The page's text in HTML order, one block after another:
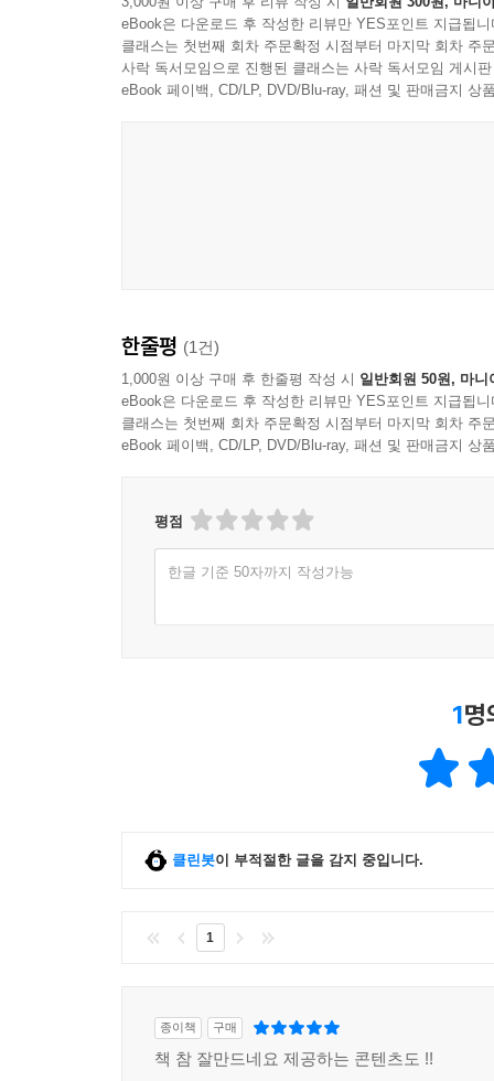
eBook은 다운로드 후 작성한 리뷰만 YES포인트 지급됩니
클래스는 첫번째 회차 주문확정 시점부터 마지막 회차 주
사락 독서모임으로 진행된 클래스는 사락 독서모임 게시
eBook 페이백, CD/LP, DVD/Blu-ray, 패션 및 판매금지 상
한줄평 (1건)
1,000원 이상 구매 후 한줄평 작성 시 일반회원 50원, 마니
eBook은 다운로드 후 작성한 리뷰만 YES포인트 지급됩니
클래스는 첫번째 회차 주문확정 시점부터 마지막 회차 주
eBook 페이백, CD/LP, DVD/Blu-ray, 패션 및 판매금지 상
평점
한글 기준 50자까지 작성가능
1명
클린봇이 부적절한 글을 감지 중입니다.
1
종이책 구매
책 참 잘만드네요 제공하는 콘텐츠도 !!